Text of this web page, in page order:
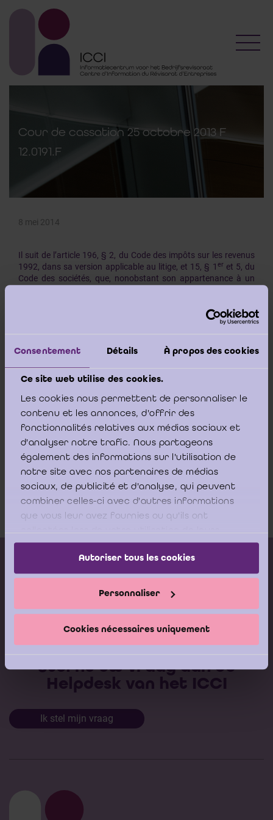
Consentement Détails À propos des cookies
Ce site web utilise des cookies.
Les cookies nous permettent de personnaliser le
contenu et les annonces, d'offrir des
fonctionnalités relatives aux médias sociaux et
d'analyser notre trafic. Nous partageons
également des informations sur l'utilisation de
notre site avec nos partenaires de médias
sociaux, de publicité et d'analyse, qui peuvent
combiner celles-ci avec d'autres informations
que vous leur avez fournies ou qu'ils ont
services.
Autoriser tous les cookies
Personnaliser
Cookies nécessaires uniquement
Cour de cassation 25 octobre 2013 F
12.0191.F
8 mei 2014
Il suit de l’article 196, § 2, du Code des impôts sur les revenus
1992, dans sa version applicable au litige, et 15, § 1 eret 5, du
Code des sociétés, que, nonobstant son appartenance à un
champ d’application de l’article 196, § 2, précité et conserve
dès lors le bénéfice de la déduction intégrale de la première
laquelle l’immobilisation concernée a été acquise ou constituée,
indépendamment de la date de cette acquisition ou
constitution.
Arrêt complet
Arrêt Cour de cassation - 12.0191.F
-25.10.2013
Download
Kalender vorming
Gepubliceerde adviezen
Stel nu uw vraag aan de
Helpdesk van het ICCI
Ik stel mijn vraag